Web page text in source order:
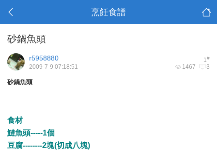
烹飪食譜
砂鍋魚頭
1#
r5958880
1467 3
2009-7-9 07:18:51
砂鍋魚頭
食材
鰱魚頭-----1個
豆腐--------2塊(切成八塊)